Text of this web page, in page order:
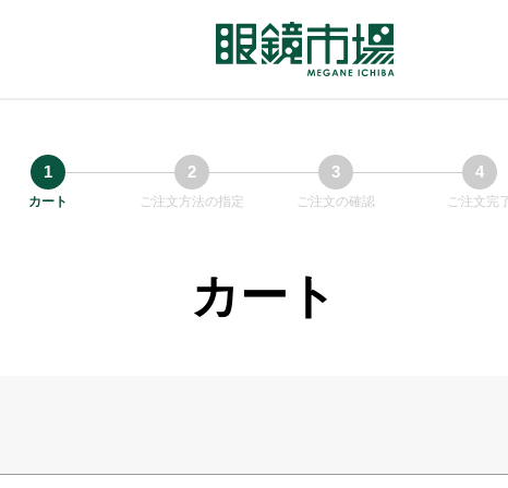
カート ご注文方法の指定 ご注文の確認 ご注文完
カート